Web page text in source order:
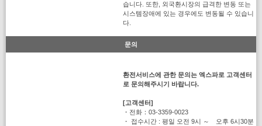
습니다. 또한, 외국환시장의 급격한 변동 또는
시스템장애에 있는 경우에도 변동될 수 있습니
다.
문의
환전서비스에 관한 문의는 엑스파로 고객센터
로 문의해주시기 바랍니다.
[고객센터]
・전화：03-3359-0023
・ 접수시간 : 평일 오전 9시 ～ 오후 6시30분